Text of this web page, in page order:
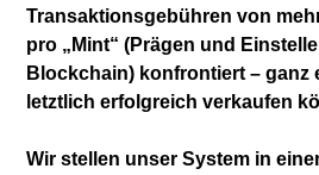
Transaktionsgebühren von
pro „Mint“ (Prägen und
Blockchain) konfrontiert – ganz
letztlich erfolgreich verkaufen
Wir stellen unser System in